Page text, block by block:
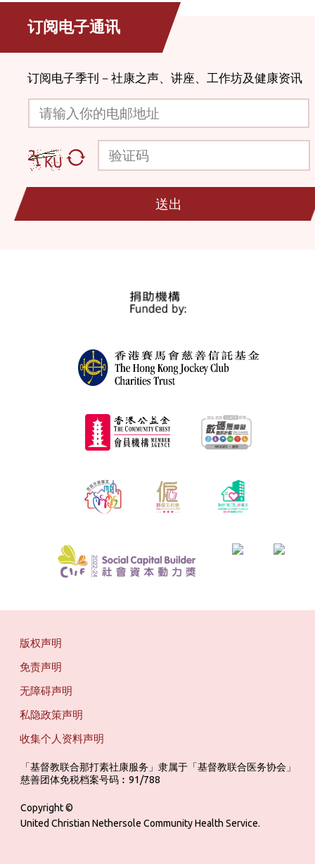
订阅电子通讯
订阅电子季刊－社康之声、讲座、工作坊及健康资讯
请输入你的电邮地址
验证码
送出
版权声明
免责声明
无障碍声明
私隐政策声明
收集个人资料声明
「基督教联合那打素社康服务」隶属于「基督教联合医务协会」
慈善团体免税档案号码︰91/788
Copyright ©
United Christian Nethersole Community Health Service.